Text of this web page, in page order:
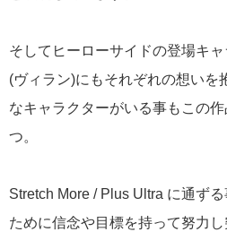
そしてヒーローサイドの登場キ
(ヴィラン)にもそれぞれの想いを
なキャラクターがいる事もこの
つ。
Stretch More / Plus Ultra に通ずる
ために信念や目標を持って努力し